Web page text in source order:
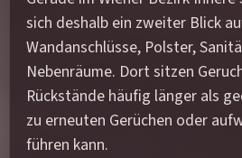
sich deshalb ein zweiter Blick
Wandanschlüsse, Polster,
Nebenräume. Dort sitzen
Rückstände häufig länger als
zu erneuten Gerüchen oder
führen kann.